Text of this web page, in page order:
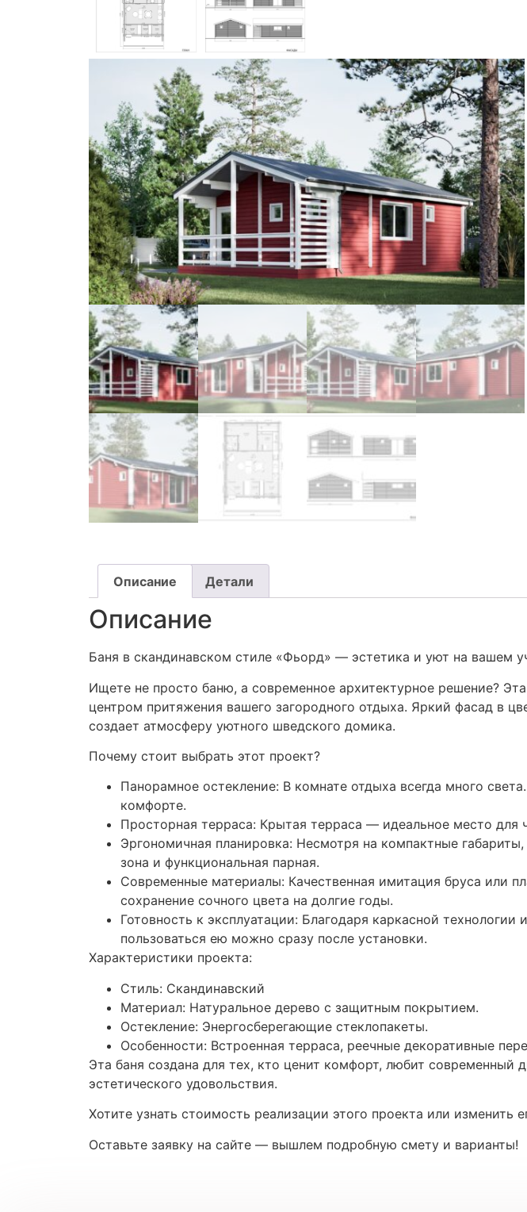
Описание Детали
Описание
Баня в скандинавском стиле «Фьорд» — эстетика и уют на вашем
Ищете не просто баню, а современное архитектурное решение?
центром притяжения вашего загородного отдыха. Яркий фасад в
создает атмосферу уютного шведского домика.
Почему стоит выбрать этот проект?
Панорамное остекление: В комнате отдыха всегда много
комфорте.
Просторная терраса: Крытая терраса — идеальное место для
Эргономичная планировка: Несмотря на компактные
зона и функциональная парная.
Современные материалы: Качественная имитация бруса или
сохранение сочного цвета на долгие годы.
Готовность к эксплуатации: Благодаря каркасной
пользоваться ею можно сразу после установки.
Характеристики проекта:
Стиль: Скандинавский
Материал: Натуральное дерево с защитным покрытием.
Остекление: Энергосберегающие стеклопакеты.
Особенности: Встроенная терраса, реечные декоративные
Эта баня создана для тех, кто ценит комфорт, любит
эстетического удовольствия.
Хотите узнать стоимость реализации этого проекта или изменить
Оставьте заявку на сайте — вышлем подробную смету и варианты!